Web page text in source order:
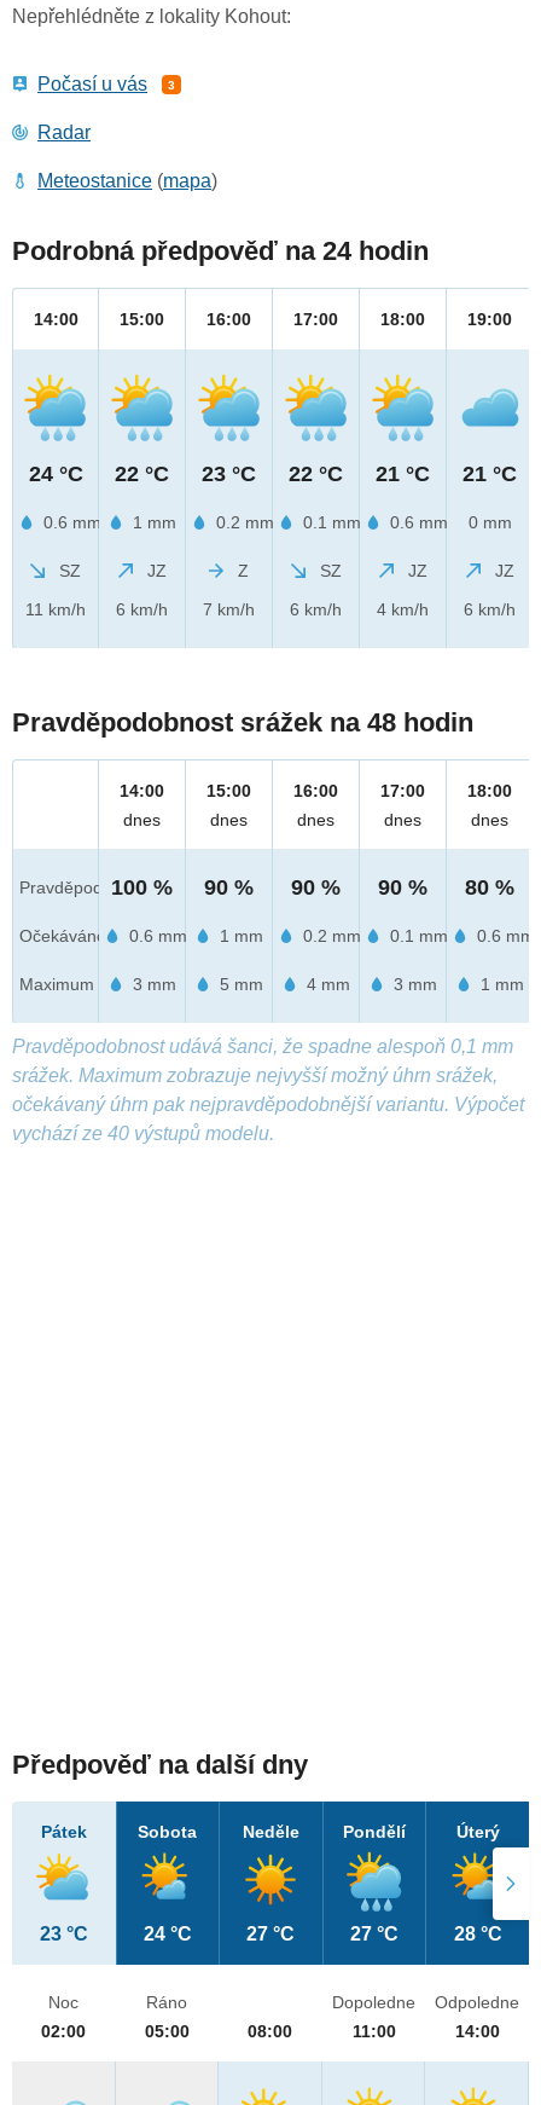
Nepřehlédněte z lokality Kohout:
Počasí u vás 3
Radar
Meteostanice (mapa)
Podrobná předpověď na 24 hodin
14:00
24 °C
0.6 mm
SZ
11 km/h
15:00
22 °C
1 mm
JZ
6 km/h
16:00
23 °C
0.2 mm
Z
7 km/h
17:00
22 °C
0.1 mm
SZ
6 km/h
18:00
21 °C
0.6 mm
JZ
4 km/h
19:00
21 °C
0 mm
JZ
6 km/h
Pravděpodobnost srážek na 48 hodin
Pravděpod.
Očekáváno
Maximum
14:00
dnes
100 %
0.6 mm
3 mm
15:00
dnes
90 %
1 mm
5 mm
16:00
dnes
90 %
0.2 mm
4 mm
17:00
dnes
90 %
0.1 mm
3 mm
18:00
dnes
80 %
0.6 mm
1 mm
Pravděpodobnost udává šanci, že spadne alespoň 0,1 mm
srážek. Maximum zobrazuje nejvyšší možný úhrn srážek,
očekávaný úhrn pak nejpravděpodobnější variantu. Výpočet
vychází ze 40 výstupů modelu.
Předpověď na další dny
Pátek
23 °C
Sobota
24 °C
Neděle
27 °C
Pondělí
27 °C
Úterý
28 °C
Noc
02:00
Ráno
05:00
08:00
Dopoledne
11:00
Odpoledne
14:00